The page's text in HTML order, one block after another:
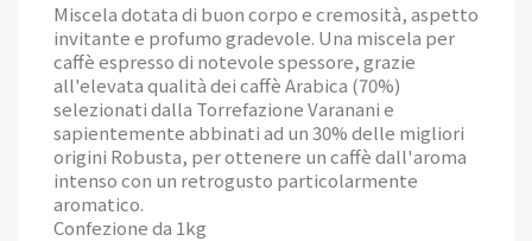
Miscela dotata di buon corpo e cremosità, aspetto
invitante e profumo gradevole. Una miscela per
caffè espresso di notevole spessore, grazie
all'elevata qualità dei caffè Arabica (70%)
selezionati dalla Torrefazione Varanani e
sapientemente abbinati ad un 30% delle migliori
origini Robusta, per ottenere un caffè dall'aroma
intenso con un retrogusto particolarmente
aromatico.
Confezione da 1kg